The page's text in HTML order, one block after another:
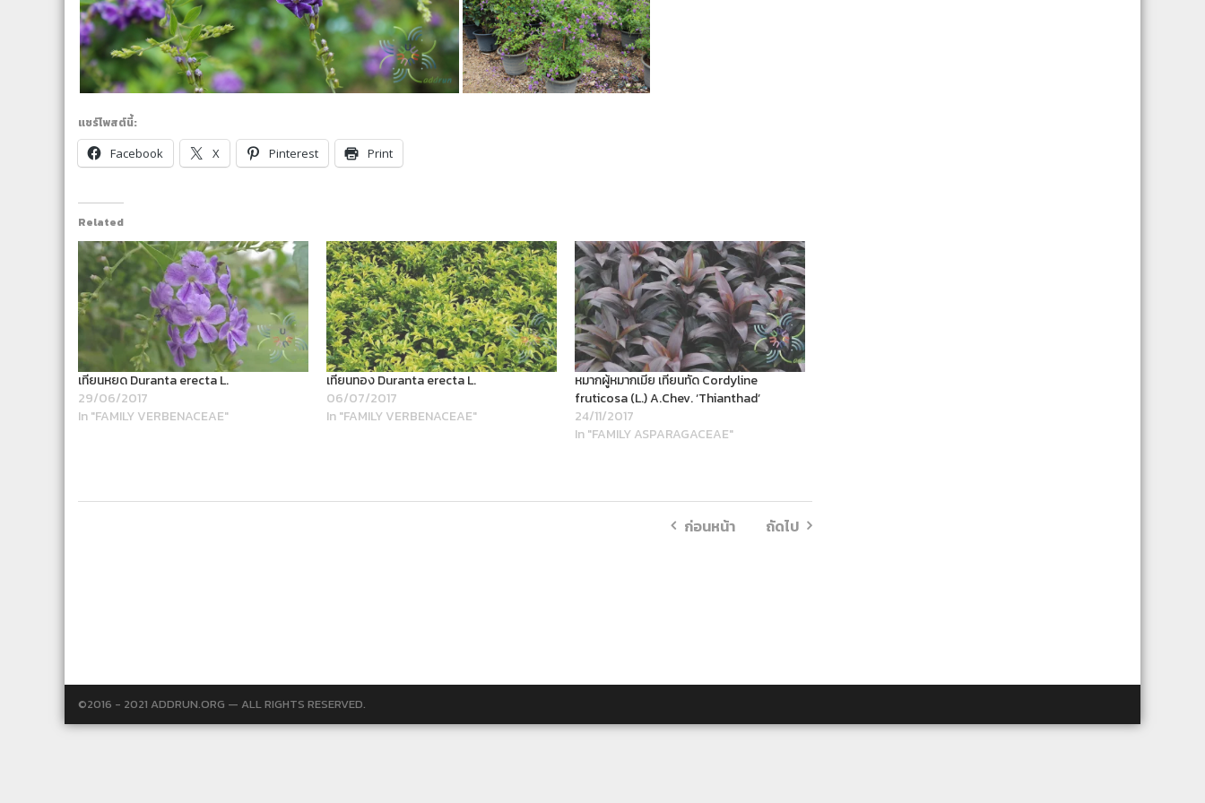
แชร์โพสต์นี้:
Facebook
X Pinterest Print
Related
เทียนหยด Duranta erecta L.
29/06/2017
In "FAMILY VERBENACEAE"
เทียนทอง Duranta erecta L.
06/07/2017
In "FAMILY VERBENACEAE"
หมากผู้หมากเมีย เทียนทัด Cordyline
fruticosa (L.) A.Chev. ‘Thianthad’
24/11/2017
In "FAMILY ASPARAGACEAE"
ก่อนหน้า ถัดไป
©2016 - 2021 ADDRUN.ORG — ALL RIGHTS RESERVED.